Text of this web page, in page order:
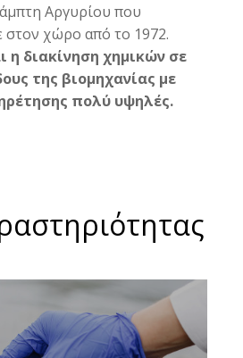
Αργυρίου που
στον χώρο από το 1972.
η διακίνηση χημικών σε
της βιομηχανίας με
πολύ υψηλές.